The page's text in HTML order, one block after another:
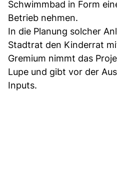
Schwimmbad in Form
Betrieb nehmen.
In die Planung solcher
Stadtrat den Kinderrat
Gremium nimmt das
Lupe und gibt vor der
Inputs.